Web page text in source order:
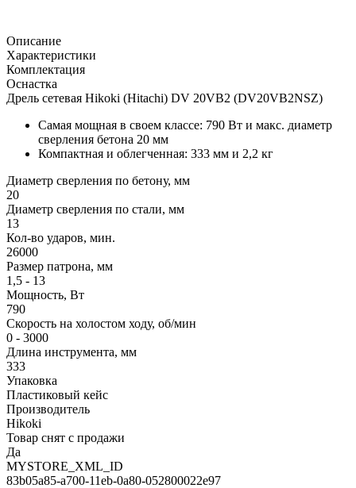
Описание
Характеристики
Комплектация
Оснастка
Дрель сетевая Hikoki (Hitachi) DV 20VB2 (DV20VB2NSZ)
Самая мощная в своем классе: 790 Вт и макс. диаметр
сверления бетона 20 мм
Компактная и облегченная: 333 мм и 2,2 кг
Диаметр сверления по бетону, мм
20
Диаметр сверления по стали, мм
13
Кол-во ударов, мин.
26000
Размер патрона, мм
1,5 - 13
Мощность, Вт
790
Скорость на холостом ходу, об/мин
0 - 3000
Длина инструмента, мм
333
Упаковка
Пластиковый кейс
Производитель
Hikoki
Товар снят с продажи
Да
MYSTORE_XML_ID
83b05a85-a700-11eb-0a80-052800022e97